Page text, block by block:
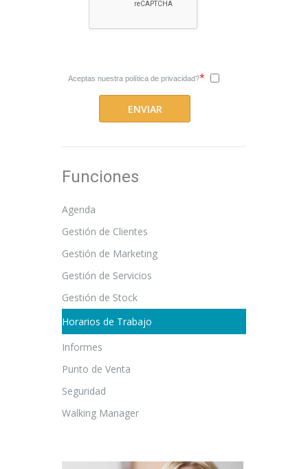
Aceptas nuestrapolítica de privacidad?*
Funciones
Agenda
Gestión de Clientes
Gestión de Marketing
Gestión de Servicios
Gestión de Stock
Horarios de Trabajo
Informes
Punto de Venta
Seguridad
Walking Manager